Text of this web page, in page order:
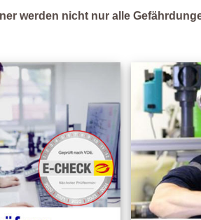
werden nicht nur alle